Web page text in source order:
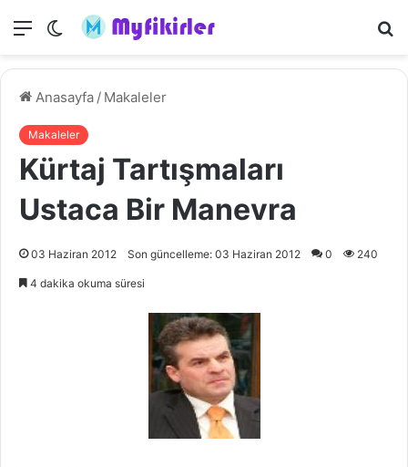
Menü
Dış
Anasayfa / Makaleler
Makaleler
Kürtaj Tartışmaları
Ustaca Bir Manevra
03 Haziran 2012 Son güncelleme: 03 Haziran 2012 0 240
4 dakika okuma süresi